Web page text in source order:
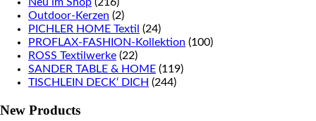
Neu im Shop (216)
Outdoor-Kerzen (2)
PICHLER HOME Textil (24)
PROFLAX-FASHION-Kollektion (100)
ROSS Textilwerke (22)
SANDER TABLE & HOME (119)
TISCHLEIN DECK‘ DICH (244)
New Products